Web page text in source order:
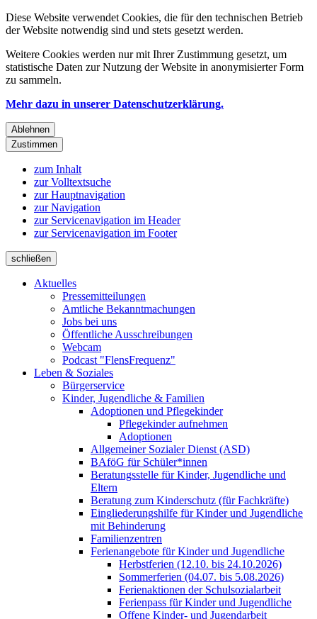
Diese Website verwendet Cookies, die für den technischen Betrieb
der Website notwendig sind und stets gesetzt werden.
Weitere Cookies werden nur mit Ihrer Zustimmung gesetzt, um
statistische Daten zur Nutzung der Website in anonymisierter Form
zu sammeln.
Mehr dazu in unserer Datenschutzerklärung.
Ablehnen
Zustimmen
zum Inhalt
zur Volltextsuche
zur Hauptnavigation
zur Navigation
zur Servicenavigation im Header
zur Servicenavigation im Footer
schließen
Aktuelles
Pressemitteilungen
Amtliche Bekanntmachungen
Jobs bei uns
Öffentliche Ausschreibungen
Webcam
Podcast "FlensFrequenz"
Leben & Soziales
Bürgerservice
Kinder, Jugendliche & Familien
Adoptionen und Pflegekinder
Pflegekinder aufnehmen
Adoptionen
Allgemeiner Sozialer Dienst (ASD)
BAföG für Schüler*innen
Beratungsstelle für Kinder, Jugendliche und
Eltern
Beratung zum Kinderschutz (für Fachkräfte)
Eingliederungshilfe für Kinder und Jugendliche
mit Behinderung
Familienzentren
Ferienangebote für Kinder und Jugendliche
Herbstferien (12.10. bis 24.10.2026)
Sommerferien (04.07. bis 5.08.2026)
Ferienaktionen der Schulsozialarbeit
Ferienpass für Kinder und Jugendliche
Offene Kinder- und Jugendarbeit